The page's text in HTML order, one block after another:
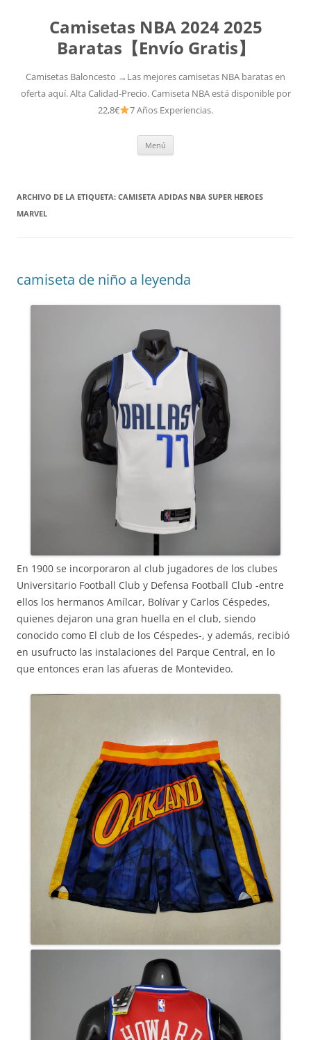
Camisetas NBA 2024 2025
Baratas【Envío Gratis】
Camisetas Baloncesto →Las mejores camisetas NBA baratas en
oferta aquí. Alta Calidad-Precio. Camiseta NBA está disponible por
22,8€
7 Años Experiencias.
Menú
ARCHIVO DE LA ETIQUETA: CAMISETA ADIDAS NBA SUPER HEROES
MARVEL
camiseta de niño a leyenda
En 1900 se incorporaron al club jugadores de los clubes
Universitario Football Club y Defensa Football Club -entre
ellos los hermanos Amílcar, Bolívar y Carlos Céspedes,
quienes dejaron una gran huella en el club, siendo
conocido como El club de los Céspedes-, y además, recibió
en usufructo las instalaciones del Parque Central, en lo
que entonces eran las afueras de Montevideo.